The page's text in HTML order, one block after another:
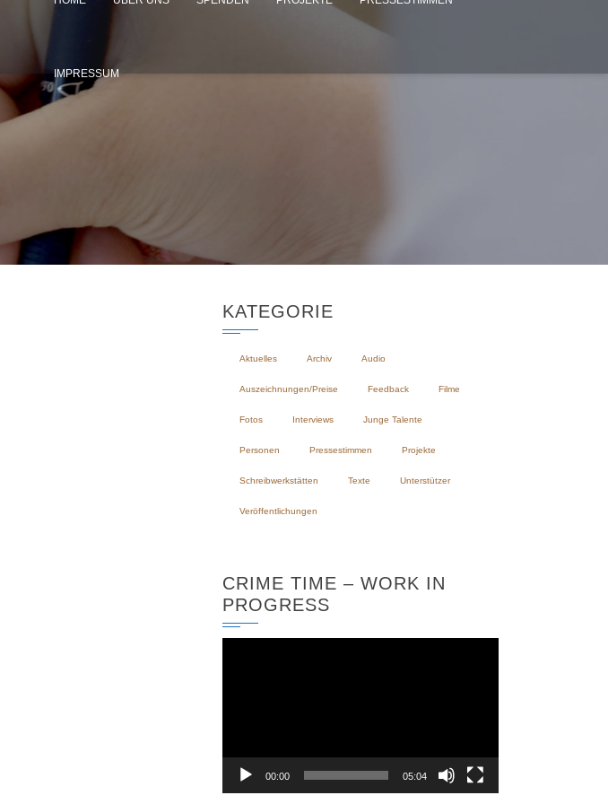
IMPRESSUM
KATEGORIE
Aktuelles Archiv Audio
Auszeichnungen/Preise Feedback Filme
Fotos Interviews Junge Talente
Personen Pressestimmen Projekte
Schreibwerkstätten Texte Unterstützer
Veröffentlichungen
CRIME TIME – WORK IN
PROGRESS
00:00 05:04